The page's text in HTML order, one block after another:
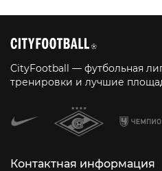
CityFootball — футбольная
тренировки и лучшие
Контактная информация